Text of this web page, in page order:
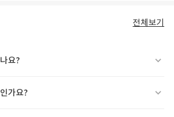
전체보기
요?
가요?